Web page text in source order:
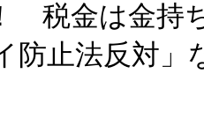
税金は金持
防止法反対